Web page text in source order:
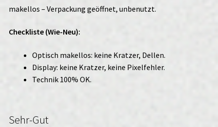
makellos – Verpackung geöffnet, unbenutzt.
Checkliste (Wie-Neu):
Optisch makellos: keine Kratzer, Dellen.
Display: keine Kratzer, keine Pixelfehler.
Technik 100% OK.
Sehr-Gut